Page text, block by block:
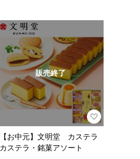
販売終了
【お中元】文明堂 カステラ
カステラ・銘菓アソート